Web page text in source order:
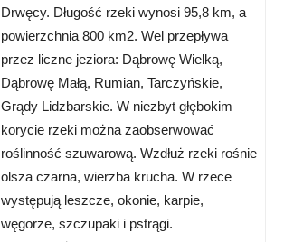
Drwęcy. Długość rzeki wynosi 95,8 km, a
powierzchnia 800 km2. Wel przepływa
przez liczne jeziora: Dąbrowę Wielką,
Dąbrowę Małą, Rumian, Tarczyńskie,
Grądy Lidzbarskie. W niezbyt głębokim
korycie rzeki można zaobserwować
roślinność szuwarową. Wzdłuż rzeki rośnie
olsza czarna, wierzba krucha. W rzece
występują leszcze, okonie, karpie,
węgorze, szczupaki i pstrągi.